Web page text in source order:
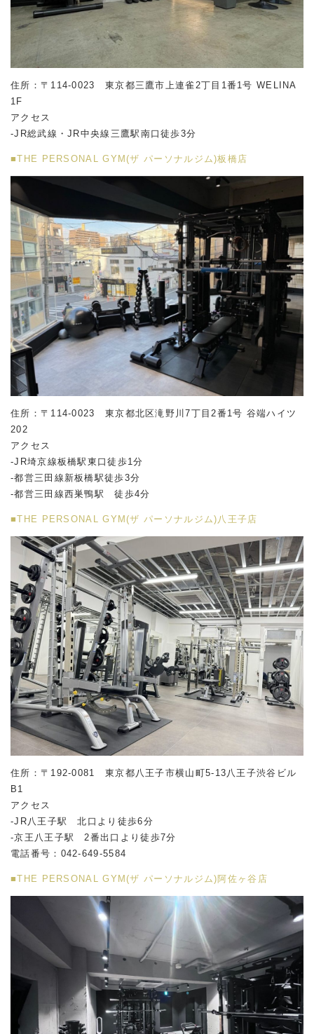
住所：〒114-0023 東京都三鷹市上連雀2丁目1番1号 WELINA
1F
アクセス
-JR総武線・JR中央線三鷹駅南口徒歩3分
■THE PERSONAL GYM(ザ パーソナルジム)板橋店
住所：〒114-0023 東京都北区滝野川7丁目2番1号 谷端ハイツ
202
アクセス
-JR埼京線板橋駅東口徒歩1分
-都営三田線新板橋駅徒歩3分
-都営三田線西巣鴨駅 徒歩4分
■THE PERSONAL GYM(ザ パーソナルジム)八王子店
住所：〒192-0081 東京都八王子市横山町5-13八王子渋谷ビル
B1
アクセス
-JR八王子駅 北口より徒歩6分
-京王八王子駅 2番出口より徒歩7分
電話番号：042-649-5584
■THE PERSONAL GYM(ザ パーソナルジム)阿佐ヶ谷店